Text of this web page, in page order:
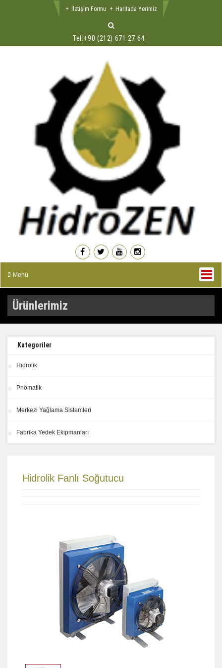
Tel:+90 (212) 671 27 64
İletişim Formu Haritada Yerimiz
Menü
Ürünlerimiz
Kategoriler
Hidrolik
Pnömatik
Merkezi Yağlama Sistemleri
Fabrika Yedek Ekipmanları
Hidrolik Fanlı Soğutucu